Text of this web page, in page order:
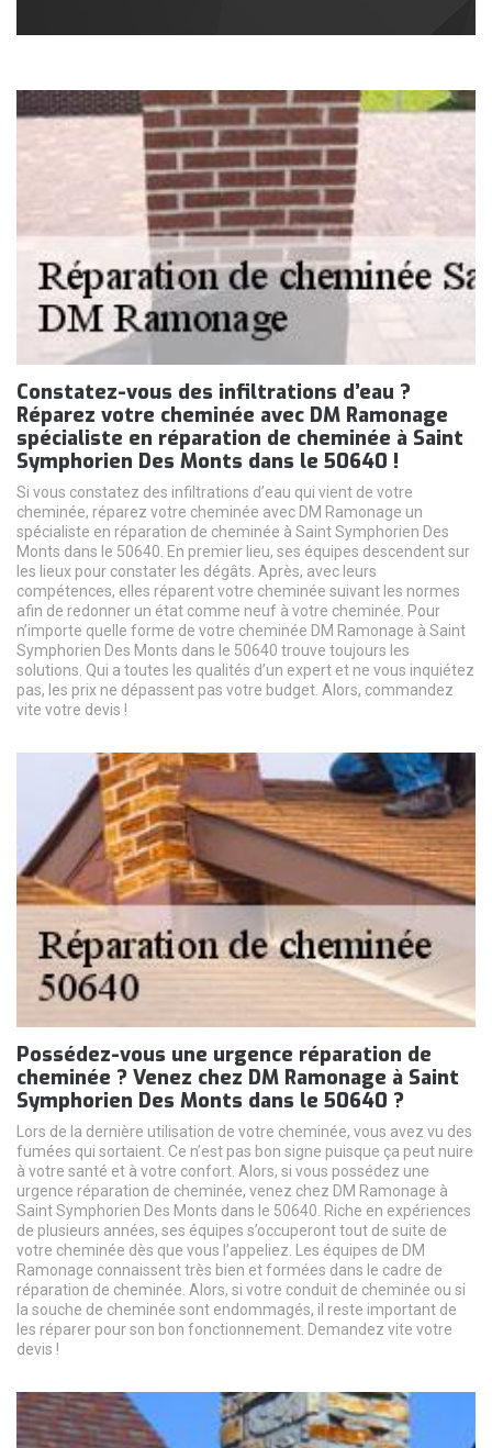
Constatez-vous des infiltrations d’eau ?
Réparez votre cheminée avec DM Ramonage
spécialiste en réparation de cheminée à Saint
Symphorien Des Monts dans le 50640 !
Si vous constatez des infiltrations d’eau qui vient de votre
cheminée, réparez votre cheminée avec DM Ramonage un
spécialiste en réparation de cheminée à Saint Symphorien Des
Monts dans le 50640. En premier lieu, ses équipes descendent sur
les lieux pour constater les dégâts. Après, avec leurs
compétences, elles réparent votre cheminée suivant les normes
afin de redonner un état comme neuf à votre cheminée. Pour
n’importe quelle forme de votre cheminée DM Ramonage à Saint
Symphorien Des Monts dans le 50640 trouve toujours les
solutions. Qui a toutes les qualités d’un expert et ne vous inquiétez
pas, les prix ne dépassent pas votre budget. Alors, commandez
vite votre devis !
Possédez-vous une urgence réparation de
cheminée ? Venez chez DM Ramonage à Saint
Symphorien Des Monts dans le 50640 ?
Lors de la dernière utilisation de votre cheminée, vous avez vu des
fumées qui sortaient. Ce n’est pas bon signe puisque ça peut nuire
à votre santé et à votre confort. Alors, si vous possédez une
urgence réparation de cheminée, venez chez DM Ramonage à
Saint Symphorien Des Monts dans le 50640. Riche en expériences
de plusieurs années, ses équipes s’occuperont tout de suite de
votre cheminée dès que vous l’appeliez. Les équipes de DM
Ramonage connaissent très bien et formées dans le cadre de
réparation de cheminée. Alors, si votre conduit de cheminée ou si
la souche de cheminée sont endommagés, il reste important de
les réparer pour son bon fonctionnement. Demandez vite votre
devis !